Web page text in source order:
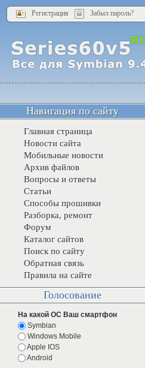
Регистрация Забыл пароль?
Навигация по сайту
Главная страница
Новости сайта
Мобильные новости
Архив файлов
Вопросы и ответы
Статьи
Способы прошивки
Разборка, ремонт
Форум
Каталог сайтов
Поиск по сайту
Обратная связь
Правила на сайте
Голосование
На какой ОС Ваш смартфон
Symbian
Windows Mobile
Apple IOS
Android